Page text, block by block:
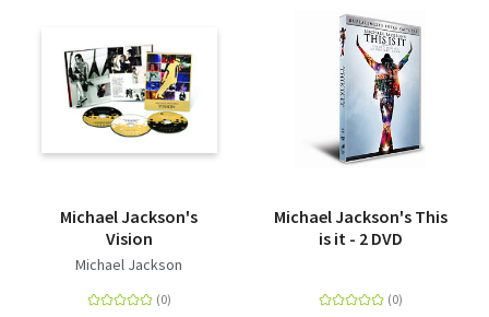
Michael Jackson's
Vision
Michael Jackson
Michael Jackson's This
is it - 2 DVD